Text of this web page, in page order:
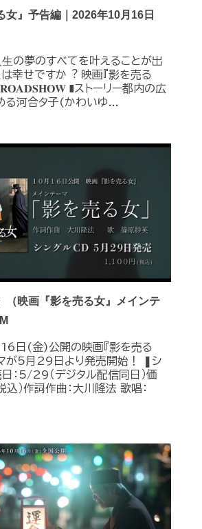
女』予告編｜2026年10月16日
の夢のすべてを叶えることが出
幸せですか︖ 映画『影を売る
𝐑𝐎𝐀𝐃𝐒𝐇𝐎𝐖 ❚ストーリー都内の広
る河合タ子(かわいゆ...
（映画『影を売る女』メインテ
日(金)公開の映画『影を売る
マが5月29日より発売開始！ ❚シ
：5/29（デジタル配信同日）価
込）作詞作曲：大川隆法 歌唱：